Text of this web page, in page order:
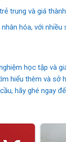
trung và giá thành
hóa, với
học tập và
hiểu thêm và
hãy ghé ngay